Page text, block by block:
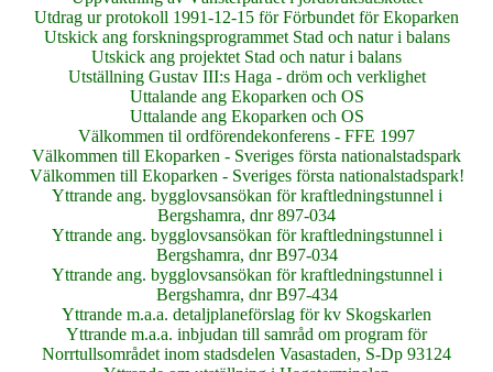
Utdrag ur protokoll 1991-12-15 för Förbundet för Ekoparken
Utskick ang forskningsprogrammet Stad och natur i balans
Utskick ang projektet Stad och natur i balans
Utställning Gustav III:s Haga - dröm och verklighet
Uttalande ang Ekoparken och OS
Uttalande ang Ekoparken och OS
Välkommen til ordförendekonferens - FFE 1997
Välkommen till Ekoparken - Sveriges första nationalstadspark
Välkommen till Ekoparken - Sveriges första nationalstadspark!
Yttrande ang. bygglovsansökan för kraftledningstunnel i
Bergshamra, dnr 897-034
Yttrande ang. bygglovsansökan för kraftledningstunnel i
Bergshamra, dnr B97-034
Yttrande ang. bygglovsansökan för kraftledningstunnel i
Bergshamra, dnr B97-434
Yttrande m.a.a. detaljplaneförslag för kv Skogskarlen
Yttrande m.a.a. inbjudan till samråd om program för
Norrtullsområdet inom stadsdelen Vasastaden, S-Dp 93124